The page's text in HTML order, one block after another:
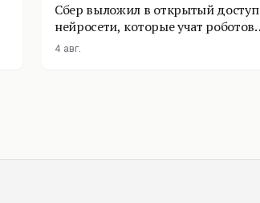
Сбер выложил в открытый доступ
нейросети, которые учат роботов
физике
4 авг.